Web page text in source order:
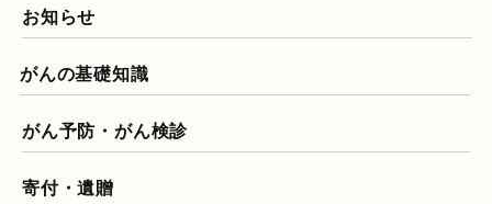
お知らせ
がんの基礎知識
がん予防・がん検診
寄付・遺贈